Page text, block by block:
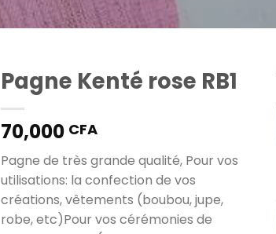
Pagne Kenté rose RB1
70,000 CFA
Pagne de très grande qualité, Pour vos
utilisations: la confection de vos
créations, vêtements (boubou, jupe,
robe, etc)Pour vos cérémonies de